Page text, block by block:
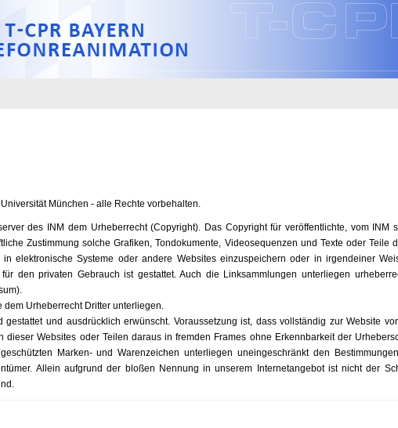
München - alle Rechte vorbehalten.
des INM dem Urheberrecht (Copyright). Das Copyright für veröffentlichte, vom INM
Zustimmung solche Grafiken, Tondokumente, Videosequenzen und Texte oder Teile
elektronische Systeme oder andere Websites einzuspeichern oder in irgendeiner
den privaten Gebrauch ist gestattet. Auch die Linksammlungen unterliegen
Urheberrecht Dritter unterliegen.
und ausdrücklich erwünscht. Voraussetzung ist, dass vollständig zur Website
Websites oder Teilen daraus in fremden Frames ohne Erkennbarkeit der
Marken- und Warenzeichen unterliegen uneingeschränkt den
Allein aufgrund der bloßen Nennung in unserem Internetangebot ist nicht der